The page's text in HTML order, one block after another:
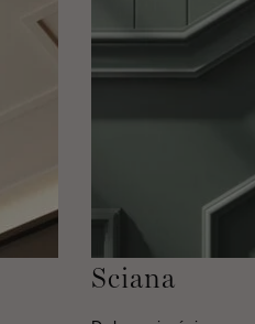
Sciana